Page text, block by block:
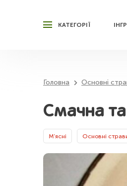
КАТЕГОРІЇ
Головна Основні
Смачна та
М’ясні Основні